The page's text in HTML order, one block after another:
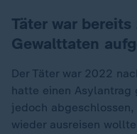
Täter war
Gewalttaten
Der Täter war 2022
hatte einen Asylantrag
jedoch
wieder ausreisen